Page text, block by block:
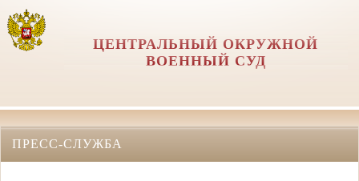
ЦЕНТРАЛЬНЫЙ ОКРУЖНОЙ
ВОЕННЫЙ СУД
ПРЕСС-СЛУЖБА